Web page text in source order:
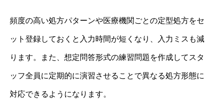
頻度の高い処方パターンや医療機関ごとの定型処方をセ
ット登録しておくと入力時間が短くなり、入力ミスも減
ります。また、想定問答形式の練習問題を作成してスタ
ッフ全員に定期的に演習させることで異なる処方形態に
対応できるようになります。